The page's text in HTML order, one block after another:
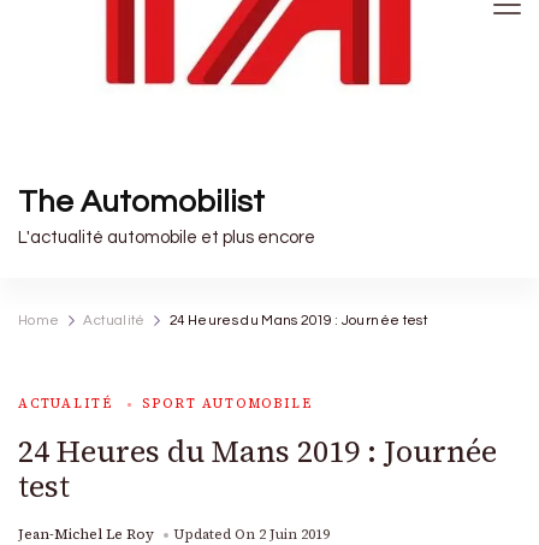
The Automobilist
L'actualité automobile et plus encore
Home Actualité 24 Heures du Mans 2019 : Journée test
ACTUALITÉ SPORT AUTOMOBILE
24 Heures du Mans 2019 : Journée
test
Jean-Michel Le Roy Updated On 2 Juin 2019